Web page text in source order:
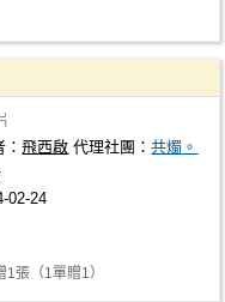
：飛西啟 代理社團：共燭。
02-24
張（1單贈1）